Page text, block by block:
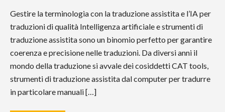
Gestire la terminologia con la traduzione assistita e l’IA per
traduzioni di qualità Intelligenza artificiale e strumenti di
traduzione assistita sono un binomio perfetto per garantire
coerenza e precisione nelle traduzioni. Da diversi anni il
mondo della traduzione si avvale dei cosiddetti CAT tools,
strumenti di traduzione assistita dal computer per tradurre
in particolare manuali […]